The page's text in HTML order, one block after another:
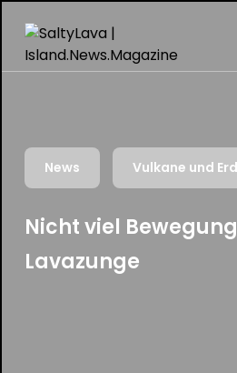
News Vulkane und
Nicht viel
Lavazunge